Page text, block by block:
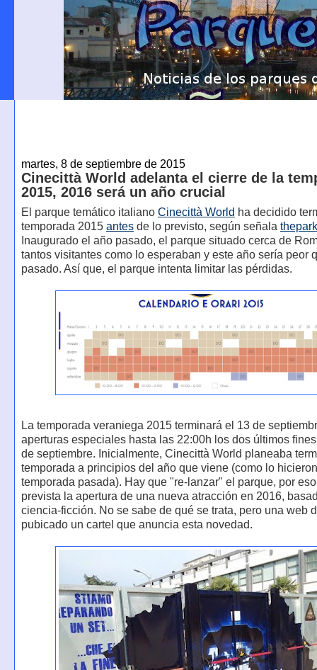
martes, 8 de septiembre de 2015
Cinecittà World adelanta el cierre de la
2015, 2016 será un año crucial
El parque temático italiano Cinecittà World ha decidido
temporada 2015 antesde lo previsto, según señala
Inaugurado el año pasado, el parque situado cerca de
tantos visitantes como lo esperaban y este año sería peor
pasado. Así que, el parque intenta limitar las pérdidas.
La temporada veraniega 2015 terminará el 13 de
aperturas especiales hasta las 22:00h los dos últimos
de septiembre. Inicialmente, Cinecittà World planeaba
temporada a principios del año que viene (como lo
temporada pasada). Hay que "re-lanzar" el parque, por
prevista la apertura de una nueva atracción en 2016,
ciencia-ficción. No se sabe de qué se trata, pero una web
pubicado un cartel que anuncia esta novedad.